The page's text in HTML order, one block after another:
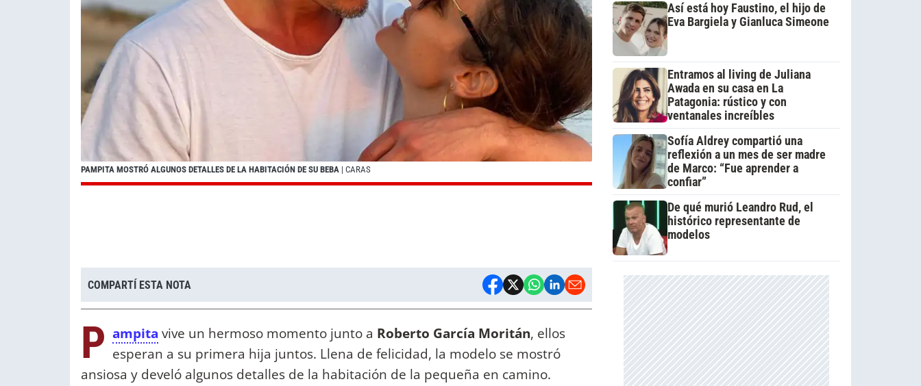
PAMPITA MOSTRÓ ALGUNOS DETALLES DE LA HABITACIÓN DE SU BEBA | CARAS
COMPARTÍ ESTA NOTA
P ampita vive un hermoso momento junto a Roberto García Moritán, ellos
esperan a su primera hija juntos. Llena de felicidad, la modelo se mostró
ansiosa y develó algunos detalles de la habitación de la pequeña en camino.
Así está hoy Faustino, el hijo de
Eva Bargiela y Gianluca Simeone
Entramos al living de Juliana
Awada en su casa en La
Patagonia: rústico y con
ventanales increíbles
Sofía Aldrey compartió una
reflexión a un mes de ser madre
de Marco: “Fue aprender a
confiar”
De qué murió Leandro Rud, el
histórico representante de
modelos